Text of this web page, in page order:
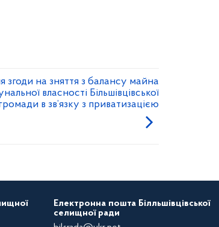
згоди на зняття з балансу майна
власності Більшівцівської
в зв’язку з приватизацією
Електронна пошта Білльшівцівської
селищної ради